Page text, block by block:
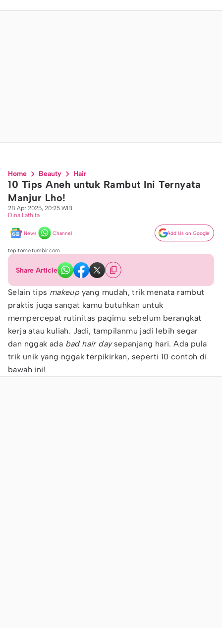
Home Beauty Hair
10 Tips Aneh untuk Rambut Ini Ternyata
Manjur Lho!
28 Apr 2025, 20:25 WIB
Dina Lathifa
News Channel Add Us on Google
tepitome.tumblr.com
Share Article
Selain tips makeup yang mudah, trik menata rambut
praktis juga sangat kamu butuhkan untuk
mempercepat rutinitas pagimu sebelum berangkat
kerja atau kuliah. Jadi, tampilanmu jadi lebih segar
dan nggak ada bad hair daysepanjang hari. Ada pula
trik unik yang nggak terpikirkan, seperti 10 contoh di
bawah ini!